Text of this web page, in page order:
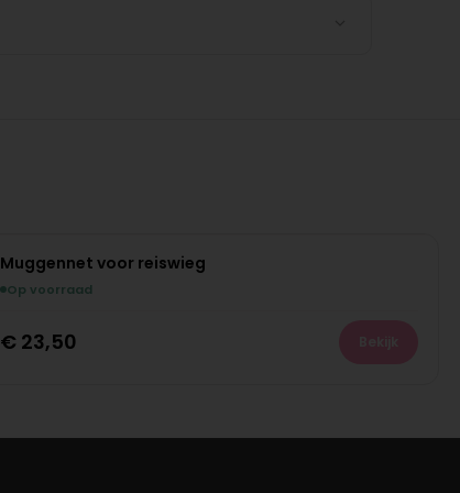
Muggennet voor reiswieg
Op voorraad
€ 23,50